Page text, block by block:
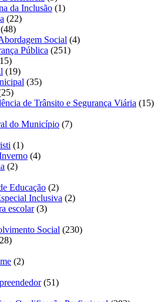
da Inclusão (1)
(22)
(48)
Social (4)
Pública (251)
(19)
(35)
de Trânsito e Segurança Viária (15)
do Município (7)
(1)
(4)
(2)
Educação (2)
Inclusiva (2)
escolar(3)
Social (230)
(2)
(51)